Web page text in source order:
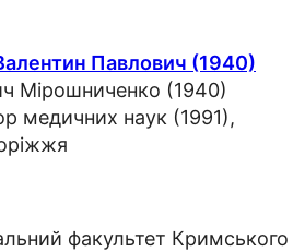
Мірошниченко (1940)
медичних наук (1991),
факультет Кримського